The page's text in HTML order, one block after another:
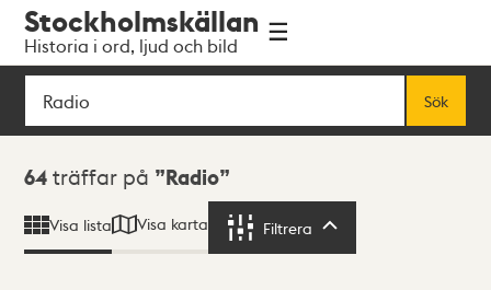
navigationen
huvudinnehållet
Stockholmskällan
Historia i ord, ljud och bild
Sök
Sök
Sökresultat
64 träffar på Radio
Visa lista Visa karta Filtrera